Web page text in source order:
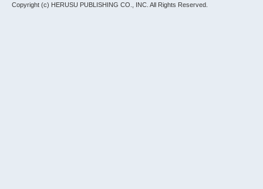
Copyright (c) HERUSU PUBLISHING CO., INC. All Rights Reserved.